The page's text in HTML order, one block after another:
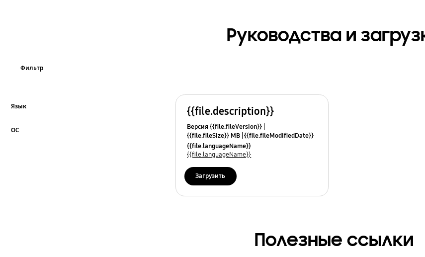
Руководства и
Фильтр
Язык
ОС
{{file.description}}
Версия {{file.fileVersion}}
{{file.fileSize}} MB {{file.fileModifiedDate}}
{{file.osNames}}
{{file.languageName}}
{{file.languageName}}
Загрузить
Полезные ссылки